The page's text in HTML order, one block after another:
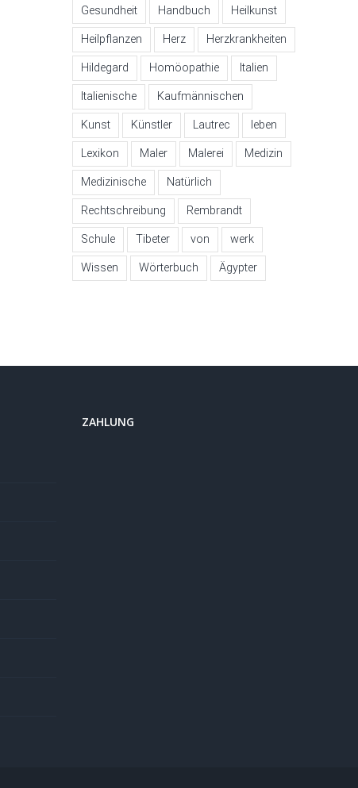
Gesundheit Handbuch Heilkunst
Heilpflanzen Herz Herzkrankheiten
Hildegard Homöopathie Italien
Italienische Kaufmännischen
Kunst Künstler Lautrec leben
Lexikon Maler Malerei Medizin
Medizinische Natürlich
Rechtschreibung Rembrandt
Schule Tibeter von werk
Wissen Wörterbuch Ägypter
ZAHLUNG